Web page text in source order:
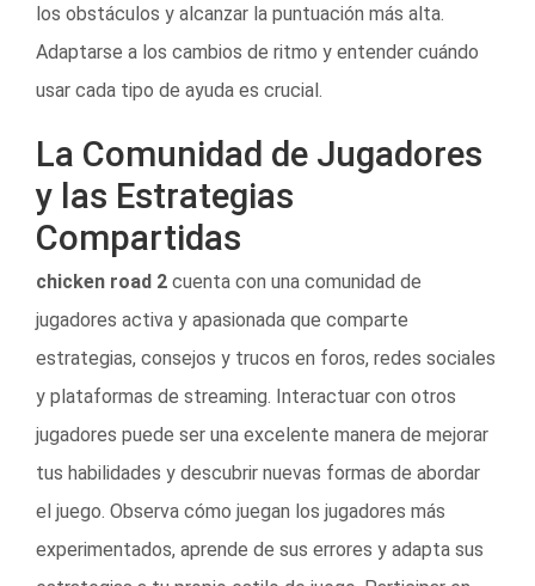
los obstáculos y alcanzar la puntuación más alta.
Adaptarse a los cambios de ritmo y entender cuándo
usar cada tipo de ayuda es crucial.
La Comunidad de Jugadores
y las Estrategias
Compartidas
chicken road 2 cuenta con una comunidad de
jugadores activa y apasionada que comparte
estrategias, consejos y trucos en foros, redes sociales
y plataformas de streaming. Interactuar con otros
jugadores puede ser una excelente manera de mejorar
tus habilidades y descubrir nuevas formas de abordar
el juego. Observa cómo juegan los jugadores más
experimentados, aprende de sus errores y adapta sus